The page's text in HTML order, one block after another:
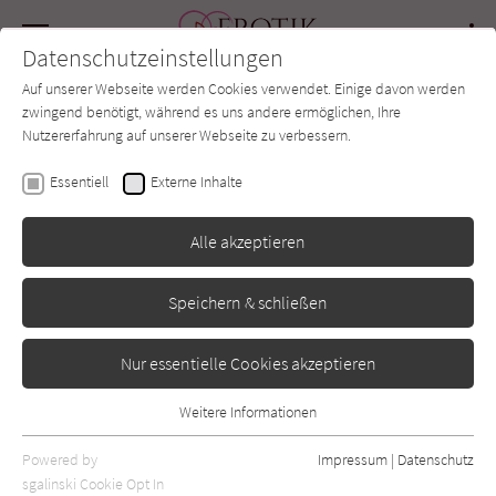
SUCHE Forum Charts Newsletter
Layla Hagen
Flowers of Passion -
Wilde Orchideen
Erschienen: August 2020 Bibliogr. Angaben
Datenschutzeinstellungen
Auf unserer Webseite werden Cookies verwendet. Einige davon werden
zwingend benötigt, während es uns andere ermöglichen, Ihre
Nutzererfahrung auf unserer Webseite zu verbessern.
Essentiell Externe Inhalte
Alle akzeptieren
Speichern & schließen
Nur essentielle Cookies akzeptieren
Essentielle Cookies werden für grundlegende Funktionen der
Webseite benötigt. Dadurch ist gewährleistet, dass die Webseite
Weitere Informationen
Powered by
sgalinski Cookie Opt In
Impressum | Datenschutz